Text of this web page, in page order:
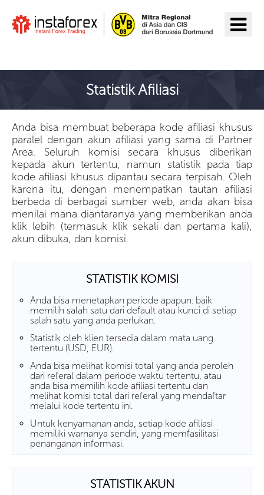
Statistik Afiliasi
Anda bisa membuat beberapa kode afiliasi khusus
paralel dengan akun afiliasi yang sama di Partner
Area. Seluruh komisi secara khusus diberikan
kepada akun tertentu, namun statistik pada tiap
kode afiliasi khusus dipantau secara terpisah. Oleh
karena itu, dengan menempatkan tautan afiliasi
berbeda di berbagai sumber web, anda akan bisa
menilai mana diantaranya yang memberikan anda
klik lebih (termasuk klik sekali dan pertama kali),
akun dibuka, dan komisi.
STATISTIK KOMISI
Anda bisa menetapkan periode apapun: baik
memilih salah satu dari default atau kunci di setiap
salah satu yang anda perlukan.
Statistik oleh klien tersedia dalam mata uang
tertentu (USD, EUR).
Anda bisa melihat komisi total yang anda peroleh
dari referal dalam periode waktu tertentu, atau
anda bisa memilih kode afiliasi tertentu dan
melihat komisi total dari referal yang mendaftar
melalui kode tertentu ini.
Untuk kenyamanan anda, setiap kode afiliasi
memiliki warnanya sendiri, yang memfasilitasi
penanganan informasi.
STATISTIK AKUN